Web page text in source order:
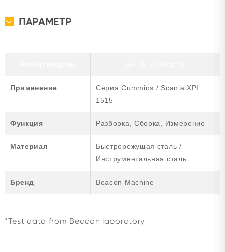
ПАРАМЕТР
Применение
Серия Cummins / Scania XPI
1515
Функция Разборка, Сборка, Измерение
Материал
Быстрорежущая сталь /
Инструментальная сталь
Бренд Beacon Machine
*Test data from Beacon laboratory